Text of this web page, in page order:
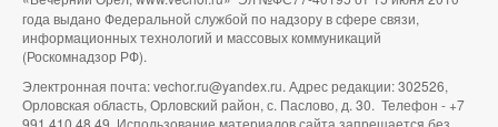
года выдано Федеральной службой по надзору в сфере связи,
информационных технологий и массовых коммуникаций
(Роскомнадзор РФ).
Электронная почта: vechor.ru@yandex.ru. Адрес редакции: 302526,
Орловская область, Орловский район, с. Паслово, д. 30. Телефон - +7
991 410 48 49. Использование материалов сайта запрещается без